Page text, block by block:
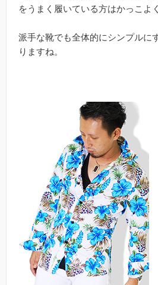
をうまく履いている方はかっこよ
派手な靴でも全体的にシンプルに
りますね。